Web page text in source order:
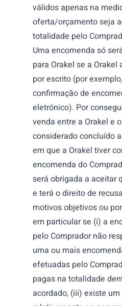
válidos apenas na
oferta/orçamento seja
totalidade pelo
Uma encomenda só
para Orakel se a
por escrito (por
confirmação de
eletrónico). Por
venda entre a Orakel e
considerado concluído
em que a Orakel tiver
encomenda do
será obrigada a aceitar
e terá o direito de
motivos objetivos ou
em particular se (i) a
pelo Comprador não
uma ou mais
efetuadas pelo
pagas na totalidade
acordado, (iii) existe